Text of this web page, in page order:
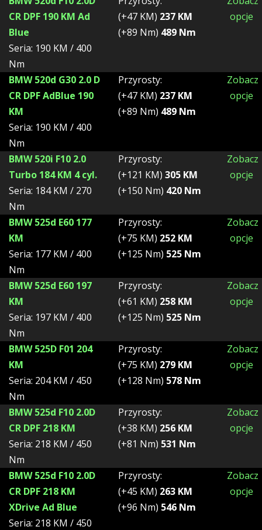
CR DPF 190 KM Ad
Blue
Seria: 190 KM / 400
Nm
(+47 KM) 237 KM
(+89 Nm) 489 Nm
opcje
BMW 520d G30 2.0 D
CR DPF AdBlue 190
KM
Seria: 190 KM / 400
Nm
Przyrosty:
(+47 KM) 237 KM
(+89 Nm) 489 Nm
Zobacz
opcje
BMW 520i F10 2.0
Turbo 184 KM 4 cyl.
Seria: 184 KM / 270
Nm
Przyrosty:
(+121 KM) 305 KM
(+150 Nm) 420 Nm
Zobacz
opcje
BMW 525d E60 177
KM
Seria: 177 KM / 400
Nm
Przyrosty:
(+75 KM) 252 KM
(+125 Nm) 525 Nm
Zobacz
opcje
BMW 525d E60 197
KM
Seria: 197 KM / 400
Nm
Przyrosty:
(+61 KM) 258 KM
(+125 Nm) 525 Nm
Zobacz
opcje
BMW 525D F01 204
KM
Seria: 204 KM / 450
Nm
Przyrosty:
(+75 KM) 279 KM
(+128 Nm) 578 Nm
Zobacz
opcje
BMW 525d F10 2.0D
CR DPF 218 KM
Seria: 218 KM / 450
Nm
Przyrosty:
(+38 KM) 256 KM
(+81 Nm) 531 Nm
Zobacz
opcje
BMW 525d F10 2.0D
CR DPF 218 KM
XDrive Ad Blue
Seria: 218 KM / 450
Przyrosty:
(+45 KM) 263 KM
(+96 Nm) 546 Nm
Zobacz
opcje